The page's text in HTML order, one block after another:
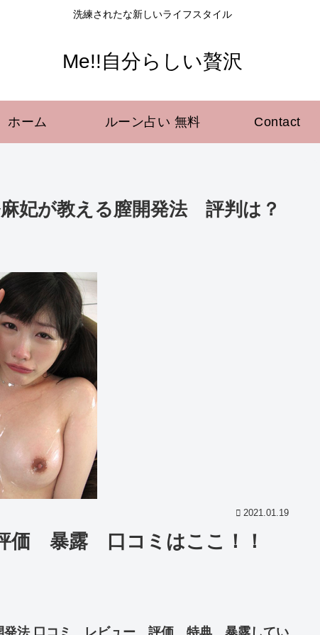
洗練されたな新しいライフスタイル
Me!!自分らしい贅沢
ホーム ルーン占い 無料 Contact
麻妃が教える膣開発法 評判は？
2021.01.19
暴露 口コミはここ！！
発法 口コミ レビュー 評価 特典 暴露してい